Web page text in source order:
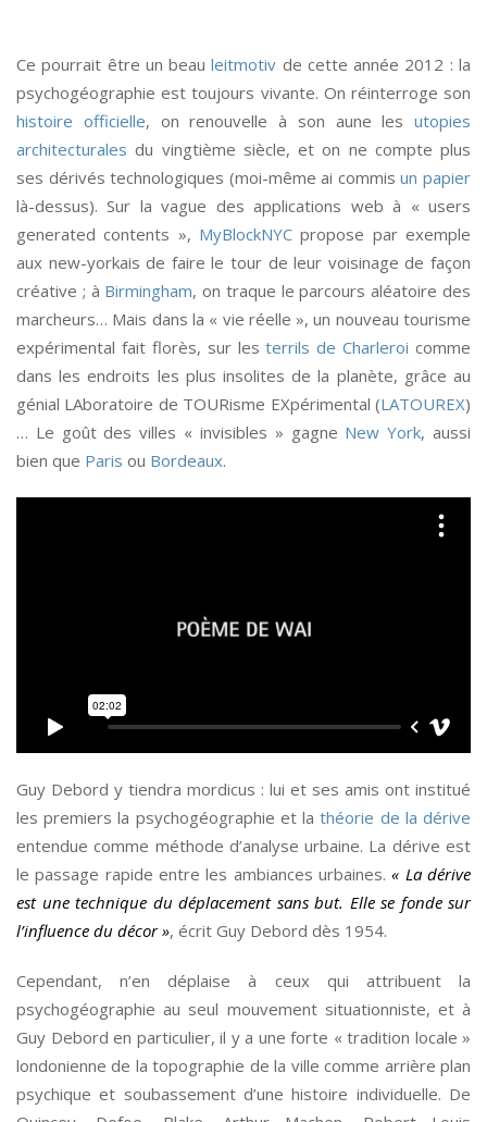
Ce pourrait être un beauleitmotiv de cette année 2012 : la
psychogéographie est toujours vivante. On réinterroge son
histoire officielle, on renouvelle à son aune les utopies
architecturales du vingtième siècle, et on ne compte plus
ses dérivés technologiques (moi-même ai commisun papier
là-dessus). Sur la vague des applications web à « users
generated contents », MyBlockNYC propose par exemple
aux new-yorkais de faire le tour de leur voisinage de façon
créative ; à Birmingham, on traque le parcours aléatoire des
marcheurs… Mais dans la « vie réelle », un nouveau tourisme
expérimental fait florès, sur lesterrils de Charleroi comme
dans les endroits les plus insolites de la planète, grâce au
génial LAboratoire de TOURisme EXpérimental (LATOUREX)
… Le goût des villes « invisibles » gagne New York, aussi
bien que Paris ou Bordeaux.
Guy Debord y tiendra mordicus : lui et ses amis ont institué
les premiers la psychogéographie et lathéorie de la dérive
entendue comme méthode d’analyse urbaine. La dérive est
le passage rapide entre les ambiances urbaines.« La dérive
est une technique du déplacement sans but. Elle se fonde sur
l’influence du décor », écrit Guy Debord dès 1954.
Cependant, n’en déplaise à ceux qui attribuent la
psychogéographie au seul mouvement situationniste, et à
Guy Debord en particulier, il y a une forte « tradition locale »
londonienne de la topographie de la ville comme arrière plan
psychique et soubassement d’une histoire individuelle. De